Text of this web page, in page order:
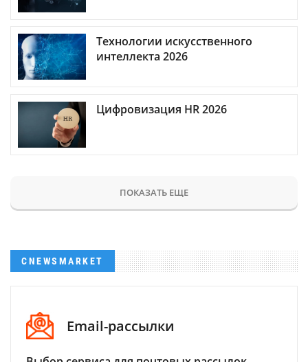
Технологии искусственного
интеллекта 2026
Цифровизация HR 2026
ПОКАЗАТЬ ЕЩЕ
CNEWSMARKET
Email-рассылки